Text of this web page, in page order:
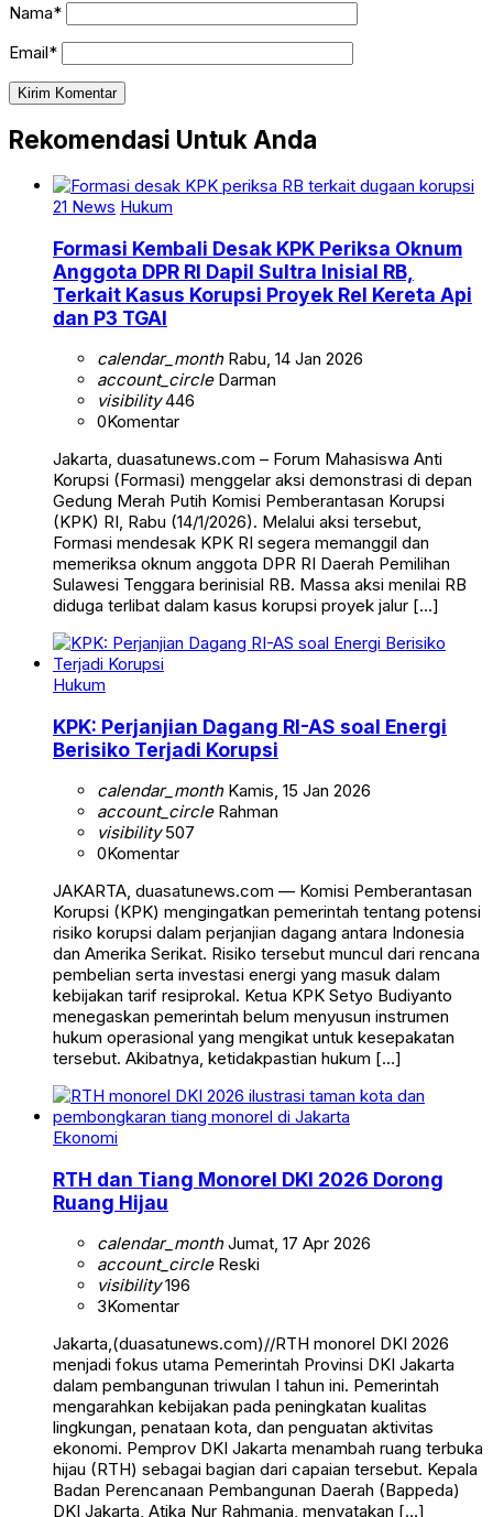
Nama*
Email*
Rekomendasi Untuk Anda
21 News Hukum
Formasi Kembali Desak KPK Periksa Oknum
Anggota DPR RI Dapil Sultra Inisial RB,
Terkait Kasus Korupsi Proyek Rel Kereta Api
dan P3 TGAI
calendar_monthRabu, 14 Jan 2026
account_circleDarman
visibility446
0Komentar
Jakarta, duasatunews.com – Forum Mahasiswa Anti
Korupsi (Formasi) menggelar aksi demonstrasi di depan
Gedung Merah Putih Komisi Pemberantasan Korupsi
(KPK) RI, Rabu (14/1/2026). Melalui aksi tersebut,
Formasi mendesak KPK RI segera memanggil dan
memeriksa oknum anggota DPR RI Daerah Pemilihan
Sulawesi Tenggara berinisial RB. Massa aksi menilai RB
diduga terlibat dalam kasus korupsi proyek jalur […]
Hukum
KPK: Perjanjian Dagang RI-AS soal Energi
Berisiko Terjadi Korupsi
calendar_monthKamis, 15 Jan 2026
account_circleRahman
visibility507
0Komentar
JAKARTA, duasatunews.com — Komisi Pemberantasan
Korupsi (KPK) mengingatkan pemerintah tentang potensi
risiko korupsi dalam perjanjian dagang antara Indonesia
dan Amerika Serikat. Risiko tersebut muncul dari rencana
pembelian serta investasi energi yang masuk dalam
kebijakan tarif resiprokal. Ketua KPK Setyo Budiyanto
menegaskan pemerintah belum menyusun instrumen
hukum operasional yang mengikat untuk kesepakatan
tersebut. Akibatnya, ketidakpastian hukum […]
Ekonomi
RTH dan Tiang Monorel DKI 2026 Dorong
Ruang Hijau
calendar_monthJumat, 17 Apr 2026
account_circleReski
visibility196
3Komentar
Jakarta,(duasatunews.com)//RTH monorel DKI 2026
menjadi fokus utama Pemerintah Provinsi DKI Jakarta
dalam pembangunan triwulan I tahun ini. Pemerintah
mengarahkan kebijakan pada peningkatan kualitas
lingkungan, penataan kota, dan penguatan aktivitas
ekonomi. Pemprov DKI Jakarta menambah ruang terbuka
hijau (RTH) sebagai bagian dari capaian tersebut. Kepala
Badan Perencanaan Pembangunan Daerah (Bappeda)
DKI Jakarta, Atika Nur Rahmania, menyatakan […]